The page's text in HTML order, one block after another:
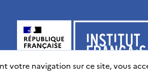
votre navigation sur ce site, vous